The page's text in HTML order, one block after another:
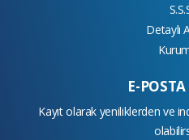
Detaylı
E-
Kayıt olarak yeniliklerden ve